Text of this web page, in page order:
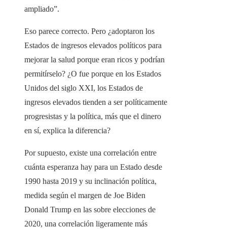
ampliado”.
Eso parece correcto. Pero ¿adoptaron los
Estados de ingresos elevados políticos para
mejorar la salud porque eran ricos y podrían
permitírselo? ¿O fue porque en los Estados
Unidos del siglo XXI, los Estados de
ingresos elevados tienden a ser políticamente
progresistas y la política, más que el dinero
en sí, explica la diferencia?
Por supuesto, existe una correlación entre
cuánta esperanza hay para un Estado desde
1990 hasta 2019 y su inclinación política,
medida según el margen de Joe Biden
Donald Trump en las sobre elecciones de
2020, una correlación ligeramente más